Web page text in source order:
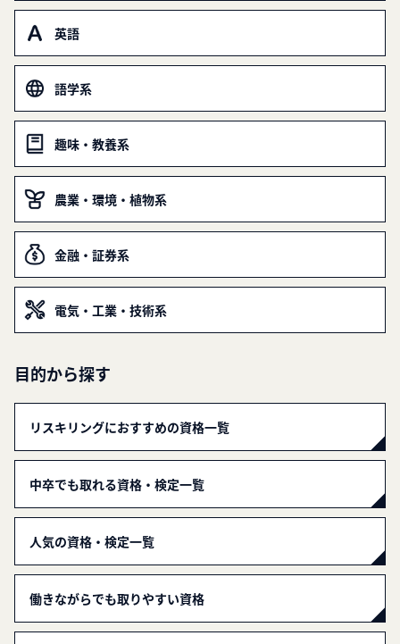
英語
語学系
趣味・教養系
農業・環境・植物系
金融・証券系
電気・工業・技術系
目的から探す
リスキリングにおすすめの資格一覧
中卒でも取れる資格・検定一覧
人気の資格・検定一覧
働きながらでも取りやすい資格